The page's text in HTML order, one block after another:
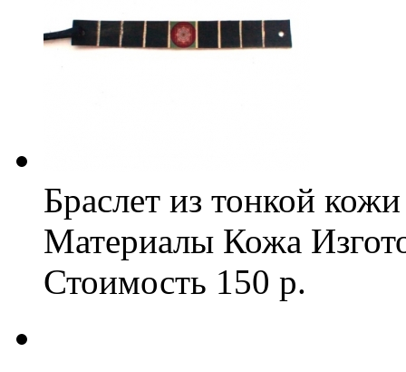
Браслет из тонкой
Материалы Кожа
Стоимость 150 р.